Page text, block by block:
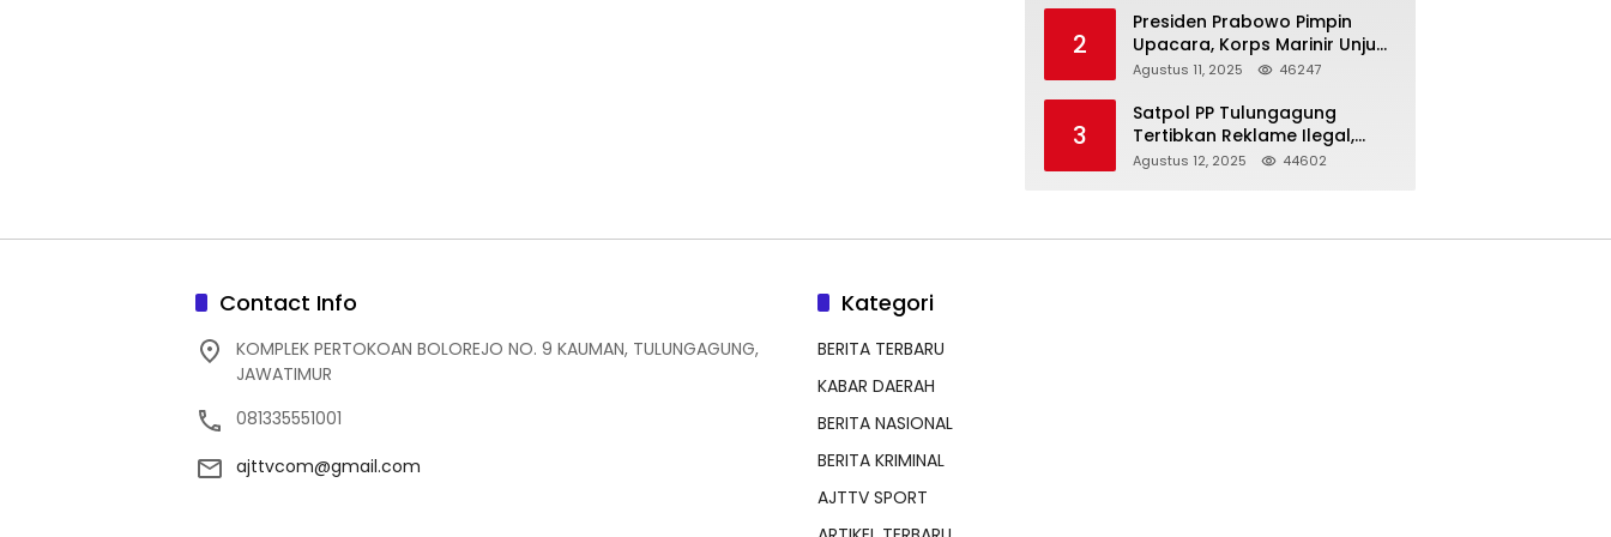
2
Presiden Prabowo Pimpin
Upacara, Korps Marinir Unjuk
Kekuatan dan Resmikan
Agustus 11, 2025 46247
3
Satpol PP Tulungagung
Tertibkan Reklame Ilegal,
Wujudkan Kota yang Rapi
Agustus 12, 2025 44602
Contact Info
KOMPLEK PERTOKOAN BOLOREJO NO. 9 KAUMAN, TULUNGAGUNG,
JAWATIMUR
081335551001
ajttvcom@gmail.com
Kategori
BERITA TERBARU
KABAR DAERAH
BERITA NASIONAL
BERITA KRIMINAL
AJTTV SPORT